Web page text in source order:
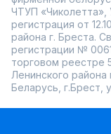
ЧТУП «Чиколетта»,
регистрация от
района г. Бреста.
регистрации №
торговом реестре
Ленинского
Беларусь, г.Брест,